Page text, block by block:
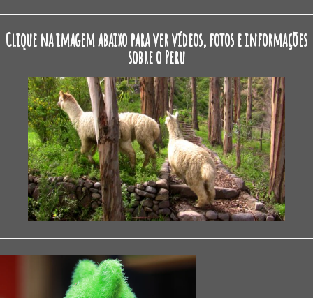
Clique na imagem abaixo para ver vídeos, fotos e informações
sobre o Peru